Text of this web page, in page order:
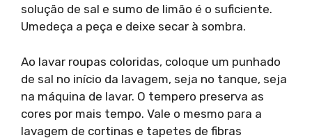
solução de sal e sumo de limão é o suficiente.
Umedeça a peça e deixe secar à sombra.
Ao lavar roupas coloridas, coloque um punhado
de sal no início da lavagem, seja no tanque, seja
na máquina de lavar. O tempero preserva as
cores por mais tempo. Vale o mesmo para a
lavagem de cortinas e tapetes de fibras